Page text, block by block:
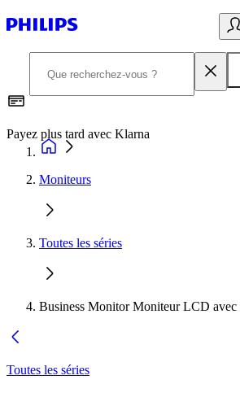
Payez plus tard avec Klarna
Moniteurs
Toutes les séries
Business Monitor Moniteur LCD
Toutes les séries